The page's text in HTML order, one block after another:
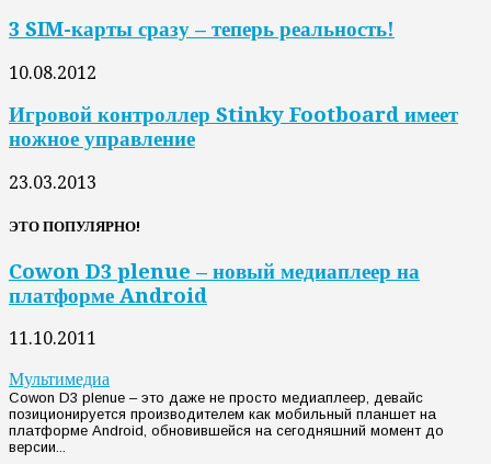
3 SIM-карты сразу – теперь реальность!
10.08.2012
Игровой контроллер Stinky Footboard имеет
ножное управление
23.03.2013
ЭТО ПОПУЛЯРНО!
Cowon D3 plenue – новый медиаплеер на
платформе Android
11.10.2011
Мультимедиа
Cowon D3 plenue – это даже не просто медиаплеер, девайс
позиционируется производителем как мобильный планшет на
платформе Android, обновившейся на сегодняшний момент до
версии...